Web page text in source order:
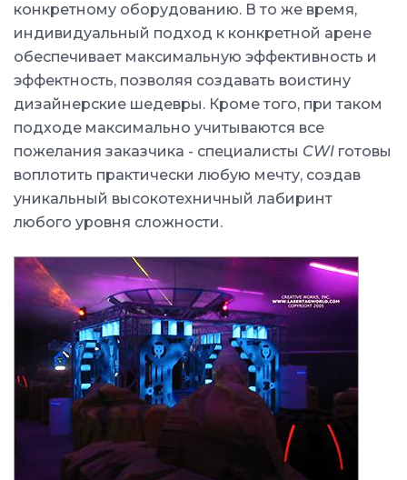
конкретному оборудованию. В то же время,
индивидуальный подход к конкретной арене
обеспечивает максимальную эффективность и
эффектность, позволяя создавать воистину
дизайнерские шедевры. Кроме того, при таком
подходе максимально учитываются все
пожелания заказчика - специалисты CWI готовы
воплотить практически любую мечту, создав
уникальный высокотехничный лабиринт
любого уровня сложности.